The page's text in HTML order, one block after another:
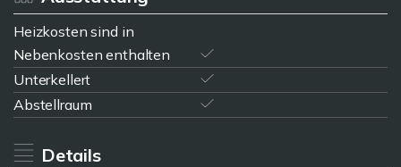
Heizkosten sind in
Nebenkosten enthalten
Unterkellert
Abstellraum
Details